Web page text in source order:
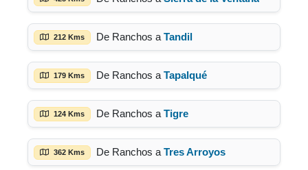
212 Kms De Ranchos a Tandil
179 Kms De Ranchos a Tapalqué
124 Kms De Ranchos a Tigre
362 Kms De Ranchos a Tres Arroyos